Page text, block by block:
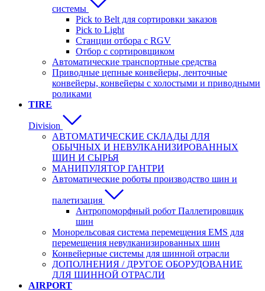
системы
Pick to Belt для сортировки заказов
Pick to Light
Станции отбора с RGV
Отбор с сортировщиком
Автоматические транспортные средства
Приводные цепные конвейеры, ленточные
конвейеры, конвейеры с холостыми и приводными
роликами
TIRE
Division
АВТОМАТИЧЕСКИЕ СКЛАДЫ ДЛЯ
ОБЫЧНЫХ И НЕВУЛКАНИЗИРОВАННЫХ
ШИН И СЫРЬЯ
MАНИПУЛЯТОР ГАНТРИ
Автоматические роботы производство шин и
палетизация
Антропоморфный робот Паллетировщик
шин
Монорельсовая система перемещения EMS для
перемещения невулканизированных шин
Конвейерные системы для шинной отрасли
ДОПОЛНЕНИЯ / ДРУГОЕ ОБОРУДОВАНИЕ
ДЛЯ ШИННОЙ ОТРАСЛИ
AIRPORT